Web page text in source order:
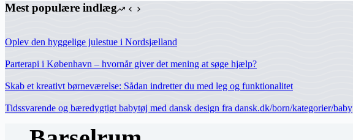
Mest populære indlæg
Oplev den hyggelige julestue i Nordsjælland
Parterapi i København – hvornår giver det mening at søge hjælp?
Skab et kreativt børneværelse: Sådan indretter du med leg og funktionalitet
Tidssvarende og bæredygtigt babytøj med dansk design fra dansk.dk/born/kategorier/baby